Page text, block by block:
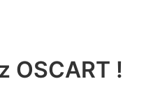
OSCART !